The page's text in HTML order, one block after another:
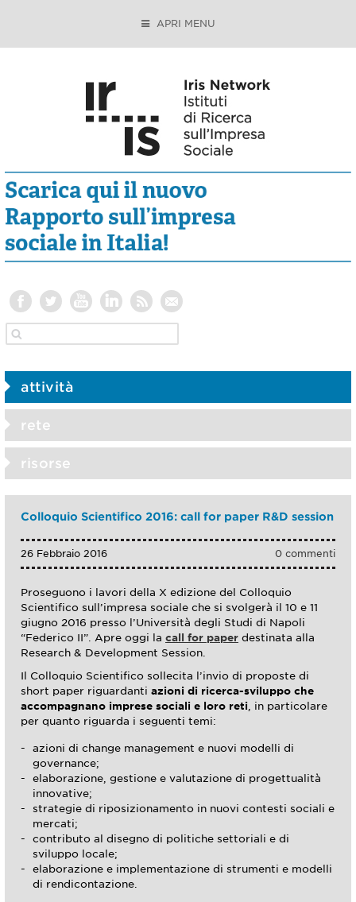
APRI MENU
attività
rete
risorse
Colloquio Scientifico 2016: call for paper R&D session
0 commenti
26 Febbraio 2016
Proseguono i lavori della X edizione del Colloquio
Scientifico sull’impresa sociale che si svolgerà il 10 e 11
giugno 2016 presso l’Università degli Studi di Napoli
“Federico II”. Apre oggi la call for paper destinata alla
Research & Development Session.
Il Colloquio Scientifico sollecita l’invio di proposte di
short paper riguardanti azioni di ricerca-sviluppo che
accompagnano imprese sociali e loro reti , in particolare
per quanto riguarda i seguenti temi:
azioni di change management e nuovi modelli di
governance;
elaborazione, gestione e valutazione di progettualità
innovative;
strategie di riposizionamento in nuovi contesti sociali e
mercati;
contributo al disegno di politiche settoriali e di
sviluppo locale;
elaborazione e implementazione di strumenti e modelli
di rendicontazione.